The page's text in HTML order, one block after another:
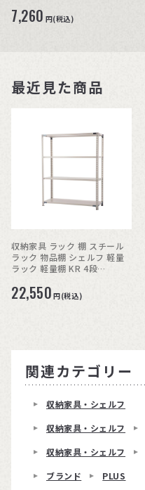
7,260 円(税込)
最近見た商品
収納家具 ラック 棚 スチール
ラック 物品棚 シェルフ 軽量
ラック 軽量棚 KR 4段
22,550 円(税込)
関連カテゴリー
収納家具・シェルフ
収納家具・シェルフ
収納家具・シェルフ
ブランド
PLUS